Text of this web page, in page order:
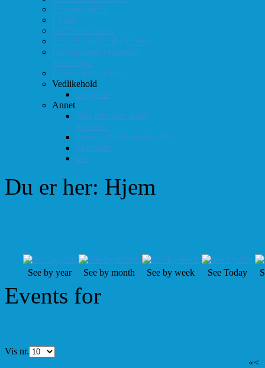
Grasrotandelen
Linker
DVD-er til utlån
Virtuell sjakklubb (lichess)
Førsteplasser i eksterne
turneringer
Hedersbevisninger
Vedlikehold
Logg inn
Annet
Ikke helt som andre
muséer...
Intervju klubbmester 2013
Skjemaer
test
Du er her: Hjem
See by year See by month See by week See Today
Events for
Vis nr.
«<